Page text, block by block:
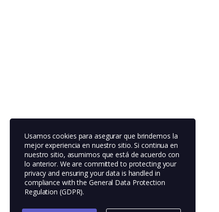
Usamos cookies para asegurar que brindemos la
mejor experiencia en nuestro sitio. Si continua en
nuestro sitio, asumimos que está de acuerdo con
lo anterior. We are committed to protecting your
privacy and ensuring your data is handled in
compliance with theGeneral Data Protection
Regulation (GDPR).